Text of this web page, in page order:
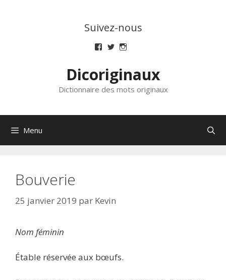
Suivez-nous
Voir
de
dicoriginaux
sur
Facebook
Voir
de
dicoriginaux
sur
Twitter
de
dicoriginaux
sur
Instagram
Dicoriginaux
Dictionnaire des mots originaux
Menu
Bouverie
25 janvier 2019 par Kevin
Nom féminin
Étable réservée aux bœufs.